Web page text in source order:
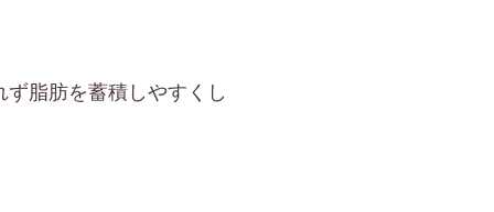
脂肪を蓄積しやすくし